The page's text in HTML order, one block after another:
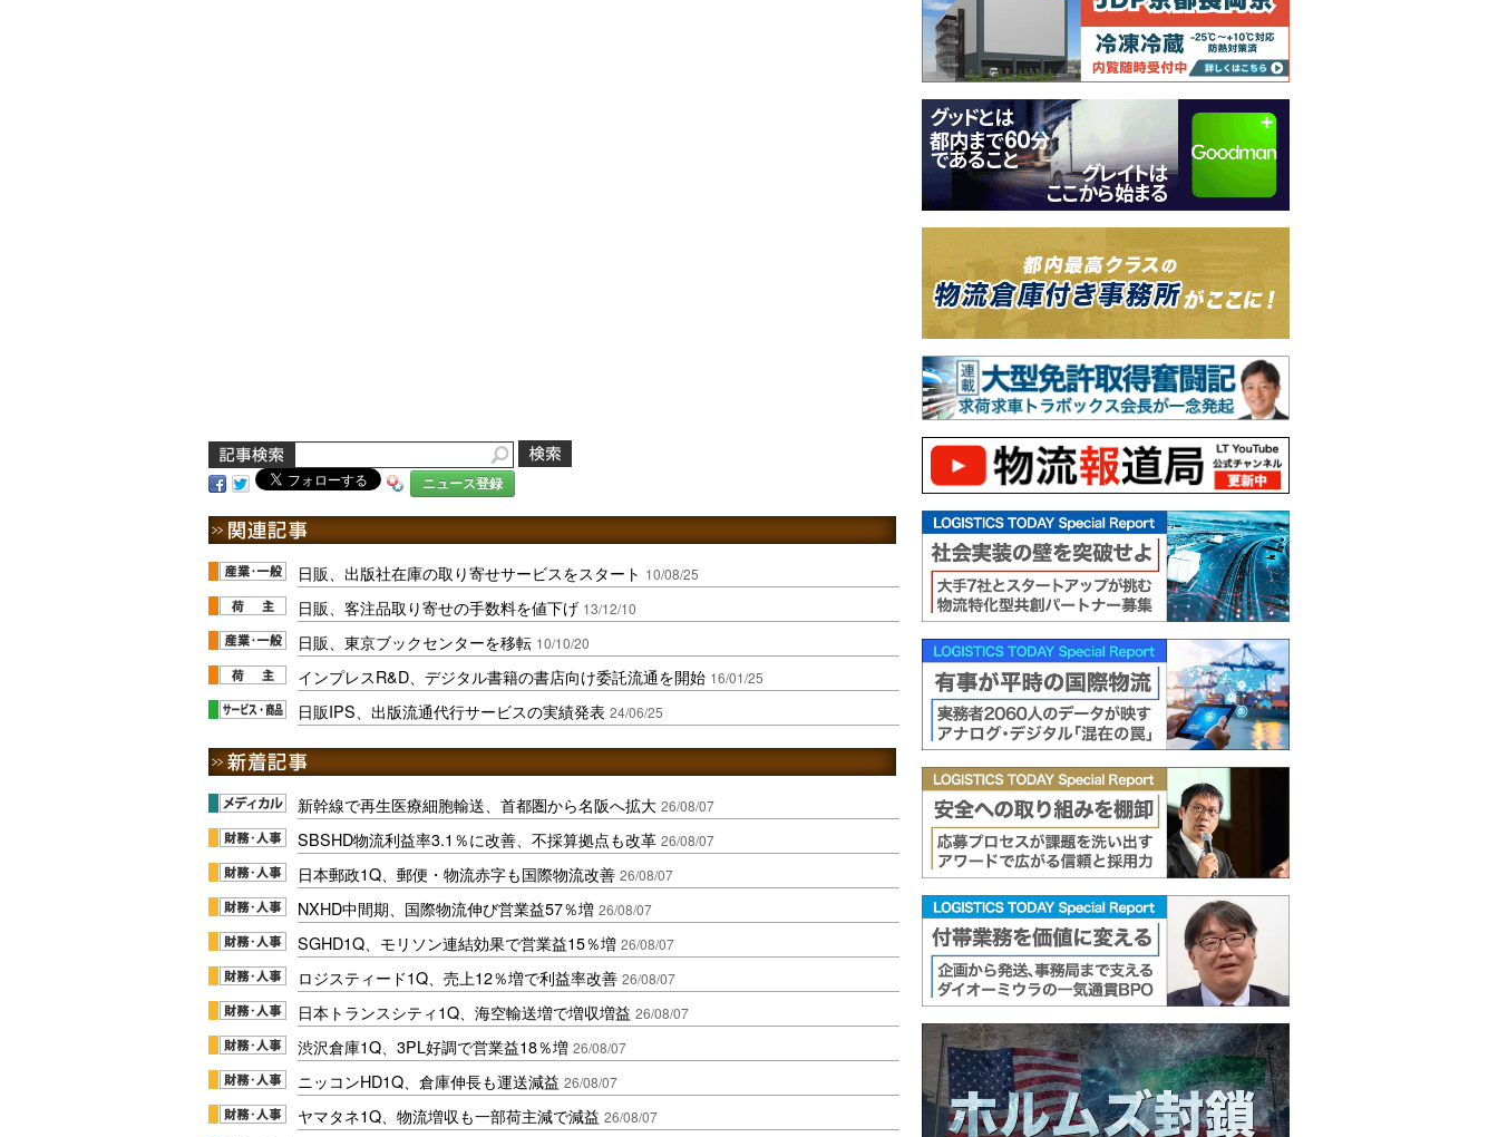
ニュース登録
日販、出版社在庫の取り寄せサービスをスタート 10/08/25
日販、客注品取り寄せの手数料を値下げ 13/12/10
日販、東京ブックセンターを移転 10/10/20
インプレスR&D、デジタル書籍の書店向け委託流通を開始 16/01/25
日販IPS、出版流通代行サービスの実績発表 24/06/25
新幹線で再生医療細胞輸送、首都圏から名阪へ拡大 26/08/07
SBSHD物流利益率3.1％に改善、不採算拠点も改革 26/08/07
日本郵政1Q、郵便・物流赤字も国際物流改善 26/08/07
NXHD中間期、国際物流伸び営業益57％増 26/08/07
SGHD1Q、モリソン連結効果で営業益15％増 26/08/07
ロジスティード1Q、売上12％増で利益率改善 26/08/07
日本トランスシティ1Q、海空輸送増で増収増益 26/08/07
渋沢倉庫1Q、3PL好調で営業益18％増 26/08/07
ニッコンHD1Q、倉庫伸長も運送減益 26/08/07
ヤマタネ1Q、物流増収も一部荷主減で減益 26/08/07